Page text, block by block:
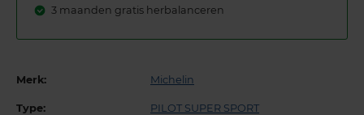
3 maanden gratis herbalanceren
Merk: Michelin
Type: PILOT SUPER SPORT